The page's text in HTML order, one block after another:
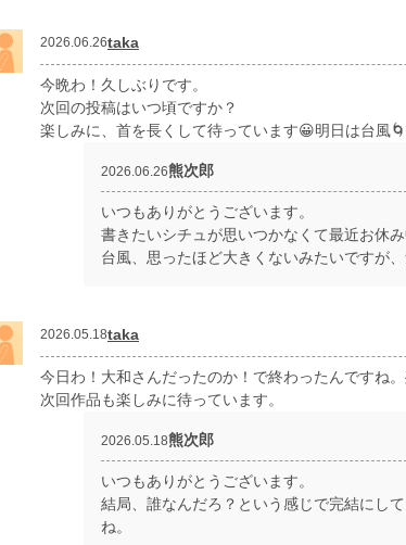
2026.06.26taka
今晩わ！久しぶりです。
次回の投稿はいつ頃ですか？
楽しみに、首を長くして待っています😀明日は台風🌀
2026.06.26熊次郎
いつもありがとうございます。
書きたいシチュが思いつかなくて最近お休
台風、思ったほど大きくないみたいですが、
2026.05.18taka
今日わ！大和さんだったのか！で終わったんですね
次回作品も楽しみに待っています。
2026.05.18熊次郎
いつもありがとうございます。
結局、誰なんだろ？という感じで完結にし
ね。